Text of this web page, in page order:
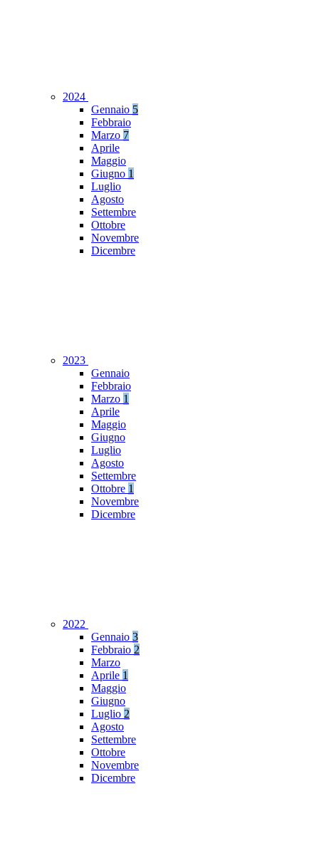
2024
Gennaio 5
Febbraio
Marzo 7
Aprile
Maggio
Giugno 1
Luglio
Agosto
Settembre
Ottobre
Novembre
Dicembre
2023
Gennaio
Febbraio
Marzo 1
Aprile
Maggio
Giugno
Luglio
Agosto
Settembre
Ottobre 1
Novembre
Dicembre
2022
Gennaio 3
Febbraio 2
Marzo
Aprile 1
Maggio
Giugno
Luglio 2
Agosto
Settembre
Ottobre
Novembre
Dicembre